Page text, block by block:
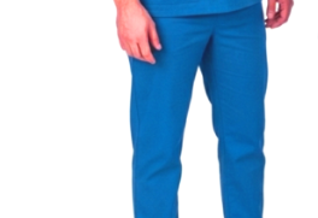
Halate medicale cu fermoar
Halate medicale polar - unisex
Halate medicale albe
Fuste, Sarafane
Sarafane Mira
Fuste medicale